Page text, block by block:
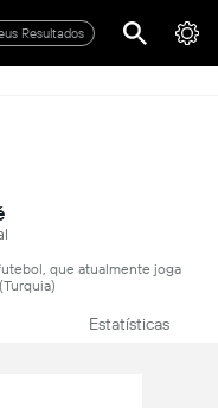
Resultados
que atualmente joga
Estatísticas